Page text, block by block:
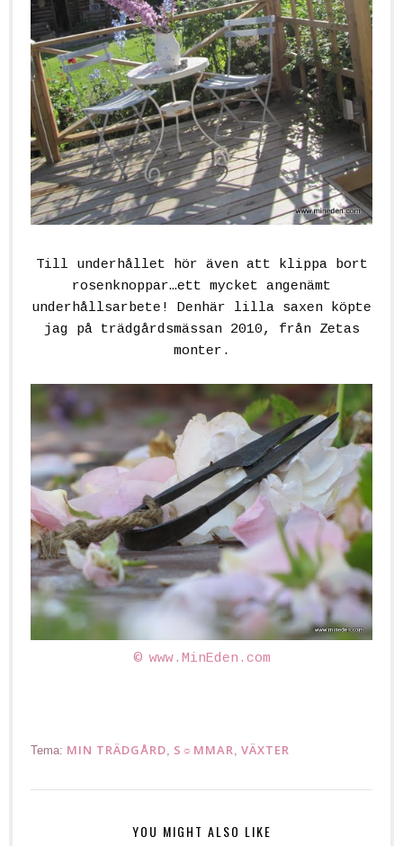
Till underhållet hör även att klippa bort
rosenknoppar…ett mycket angenämt
underhållsarbete! Denhär lilla saxen köpte
jag på trädgårdsmässan 2010, från Zetas
monter.
© www.MinEden.com
Tema: MIN TRÄDGÅRD S☼MMAR VÄXTER
YOU MIGHT ALSO LIKE